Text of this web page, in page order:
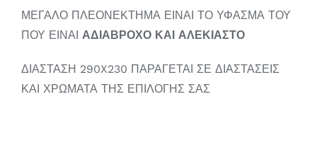
ΜΕΓΑΛΟ ΠΛΕΟΝΕΚΤΗΜΑ ΕΙΝΑΙ ΤΟ ΥΦΑΣΜΑ ΤΟΥ
ΠΟΥ ΕΙΝΑΙ ΑΔΙΑΒΡΟΧΟ ΚΑΙ ΑΛΕΚΙΑΣΤΟ
ΔΙΑΣΤΑΣΗ 290X230 ΠΑΡΑΓΕΤΑΙ ΣΕ ΔΙΑΣΤΑΣΕΙΣ
ΚΑΙ ΧΡΩΜΑΤΑ ΤΗΣ ΕΠΙΛΟΓΗΣ ΣΑΣ